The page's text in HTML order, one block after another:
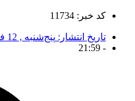
کد خبر: 11734
تاریخ انتشار: پنج‌شنبه , 12 فوریه , 2026
-
21:59